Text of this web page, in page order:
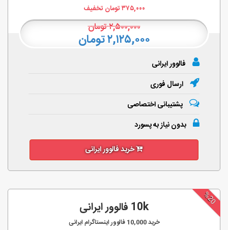
۳۷۵,۰۰۰تومان تخفیف
۲,۵۰۰,۰۰۰تومان
۲,۱۲۵,۰۰۰ تومان
فالوور ایرانی
ارسال فوری
پشتیبانی اختصاصی
بدون نیاز به پسورد
خرید فالوور ایرانی
%20
10k فالوور ایرانی
خرید10,000 فالوور اینستاگرام ایرانی